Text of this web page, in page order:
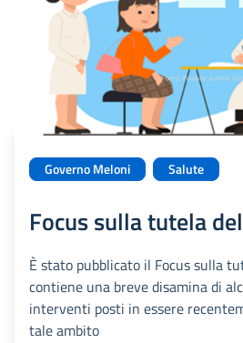
Governo Meloni Salute
Focus sulla tutela
È stato pubblicato il Focus sulla
contiene una breve disamina di
interventi posti in essere
tale ambito